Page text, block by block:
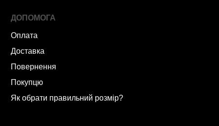
ДОПОМОГА
Оплата
Доставка
Повернення
Покупцю
Як обрати правильний розмір?